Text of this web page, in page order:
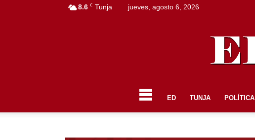
8.6 C Tunja jueves, agosto 6, 2026
ED TUNJA POLÍTICA